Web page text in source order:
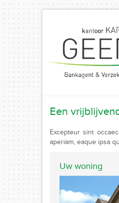
Een
Excepteur sint
aperiam, eaque ipsa
Uw woning